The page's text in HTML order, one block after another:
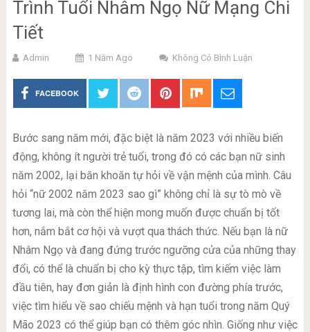
Trình Tuổi Nhâm Ngọ Nữ Mạng Chi
Tiết
Admin 1 Năm Ago Không Có Bình Luận
FACEBOOK
Bước sang năm mới, đặc biệt là năm 2023 với nhiều biến
động, không ít người trẻ tuổi, trong đó có các bạn nữ sinh
năm 2002, lại băn khoăn tự hỏi về vận mệnh của mình. Câu
hỏi “nữ 2002 năm 2023 sao gì” không chỉ là sự tò mò về
tương lai, mà còn thể hiện mong muốn được chuẩn bị tốt
hơn, nắm bắt cơ hội và vượt qua thách thức. Nếu bạn là nữ
Nhâm Ngọ và đang đứng trước ngưỡng cửa của những thay
đổi, có thể là chuẩn bị cho kỳ thực tập, tìm kiếm việc làm
đầu tiên, hay đơn giản là định hình con đường phía trước,
việc tìm hiểu về sao chiếu mệnh và hạn tuổi trong năm Quý
Mão 2023 có thể giúp bạn có thêm góc nhìn. Giống như việc